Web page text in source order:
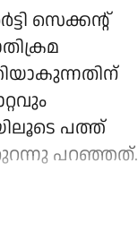
സെക്കന്റ്
പത്ത്
പറഞ്ഞത്.